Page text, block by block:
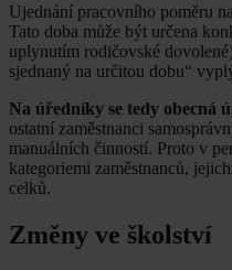
Ujednání pracovního poměru
Tato doba může být určena
uplynutím rodičovské
sjednaný na určitou dobu“
Na úředníky se tedy obecná
ostatní zaměstnanci
manuálních činností. Proto v
kategoriemi zaměstnanců,
celků.
Změny ve školství